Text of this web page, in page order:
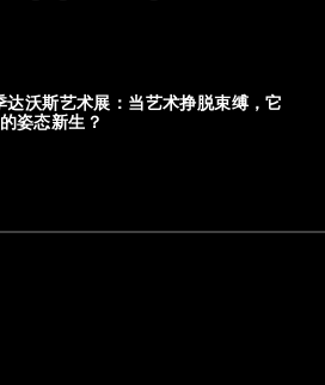
沃斯艺术展：当艺术挣脱束缚，它
姿态新生？